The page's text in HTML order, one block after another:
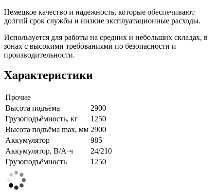
Немецкое качество и надежность, которые обеспечивают
долгий срок службы и низкие эксплуатационные расходы.
Используется для работы на средних и небольших складах, в
зонах с высокими требованиями по безопасности и
производительности.
Характеристики
Прочие
Высота подъёма
2900
Грузоподъёмность, кг
1250
Высота подъёма max, мм 2900
Аккумулятор
985
Аккумулятор, В/А·ч
24/210
Грузоподъёмность
1250